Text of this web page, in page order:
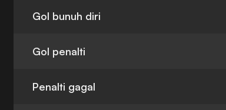
Gol bunuh diri
Gol penalti
Penalti gagal